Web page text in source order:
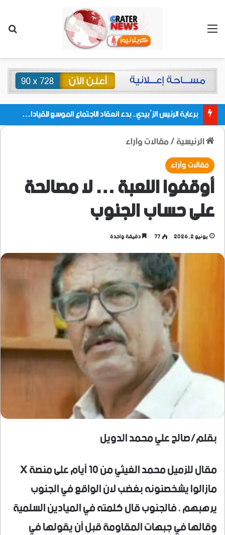
القائمة
برعاية الرئيس الزُبيدي.. بدء انعقاد الاجتماع الموسع للقيادات المحلية بالعاصمة ولمديريات وكتل مجلس العموم ومنسقيات الجامعة بالعاصمة عدن
الرئيسية/مقالات وآراء
مقالات وآراء
أوقفوا اللعبة … لا مصالحة
على حساب الجنوب
يونيو 2, 2026 77 دقيقة واحدة
بقلم/صالح علي محمد الدويل
مقال للزميل محمد الغيثي من 10 أيام على منصة X
مازالوا يشخصنونه بغضب لان الواقع في الجنوب
يرهبهم ، فالجنوب قال كلمته في الميادين السلمية
وقالها في جبهات المقاومة قبل أن يقولها في